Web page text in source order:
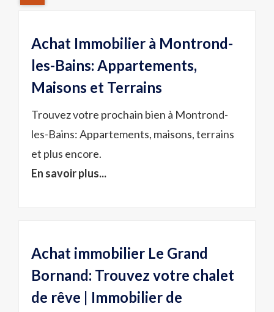
Achat Immobilier à Montrond-
les-Bains: Appartements,
Maisons et Terrains
Trouvez votre prochain bien à Montrond-
les-Bains: Appartements, maisons, terrains
et plus encore.
En savoir plus...
Achat immobilier Le Grand
Bornand: Trouvez votre chalet
de rêve | Immobilier de